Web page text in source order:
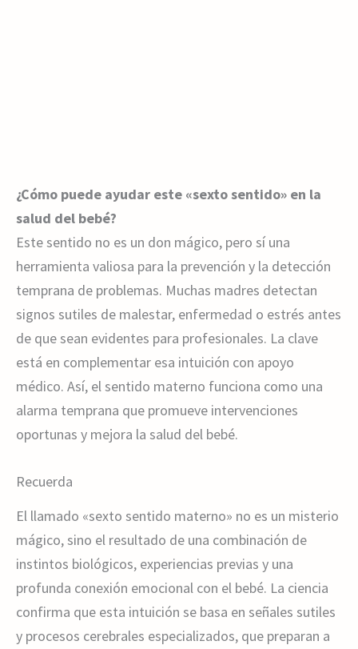
¿Cómo puede ayudar este «sexto sentido» en la
salud del bebé?
Este sentido no es un don mágico, pero sí una
herramienta valiosa para la prevención y la detección
temprana de problemas. Muchas madres detectan
signos sutiles de malestar, enfermedad o estrés antes
de que sean evidentes para profesionales. La clave
está en complementar esa intuición con apoyo
médico. Así, el sentido materno funciona como una
alarma temprana que promueve intervenciones
oportunas y mejora la salud del bebé.
Recuerda
El llamado «sexto sentido materno» no es un misterio
mágico, sino el resultado de una combinación de
instintos biológicos, experiencias previas y una
profunda conexión emocional con el bebé. La ciencia
confirma que esta intuición se basa en señales sutiles
y procesos cerebrales especializados, que preparan a